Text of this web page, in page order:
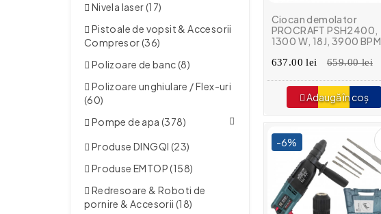
Nivela laser (17)
Pistoale de vopsit & Accesorii
Compresor (36)
Polizoare de banc (8)
Polizoare unghiulare / Flex-uri
(60)
Pompe de apa (378)
Produse DINGQI (23)
Produse EMTOP (158)
Redresoare & Roboti de
pornire & Accesorii (18)
Ciocan demolator
PROCRAFT PSH2400,
1300 W, 18J, 3900 BPM
637.00 lei 659.00 lei
Adaugă în coș
-6%